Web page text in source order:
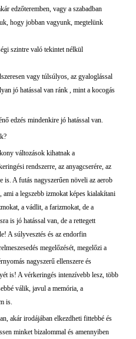
edzőteremben, vagy a szabadban
hogy jobban vagyunk, megtelünk
szintre való tekintet nélkül
vagy túlsúlyos, az gyaloglással
jó hatással van ránk , mint a kocogás
edzés mindenkire jó hatással van.
változások kihatnak a
rendszerre, az anyagcserére, az
is. A futás nagyszerűen növeli az aerob
ami a legszebb izmokat képes kialakítani
a vádlit, a farizmokat, de a
is jó hatással van, de a rettegett
A súlyvesztés és az endorfin
megelőzését, megelőzi a
nagyszerű ellenszere és
is! A vérkeringés intenzívebb lesz, több
válik, javul a memória, a
is.
akár irodájában elkezdheti fittebbé és
minket bizalommal és amennyiben